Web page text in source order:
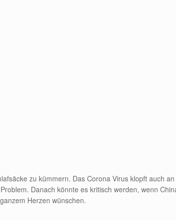
zu kümmern. Das Corona Virus klopft auch
Danach könnte es kritisch werden, wenn
Herzen wünschen.